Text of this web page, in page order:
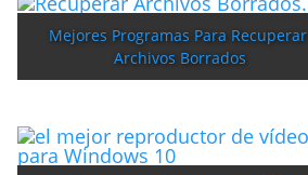
Mejores Programas Para Recuperar
Archivos Borrados